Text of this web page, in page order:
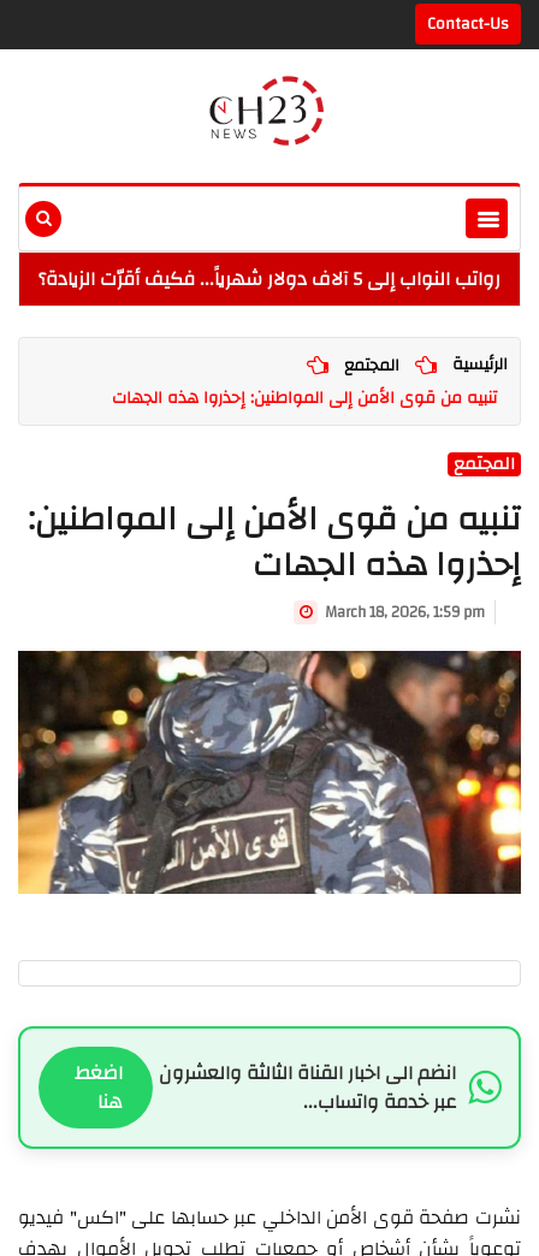
Contact-Us
رواتب النواب إلى 5 آلاف دولار شهرياً... فكيف أقرّت الزيادة؟
الرئيسية
المجتمع
تنبيه من قوى الأمن إلى المواطنين: إحذروا هذه الجهات
المجتمع
تنبيه من قوى الأمن إلى المواطنين:
إحذروا هذه الجهات
March 18, 2026, 1:59 pm
انضم الى اخبار القناة الثالثة والعشرون
عبر خدمة واتساب...
اضغط
هنا
نشرت صفحة قوى الأمن الداخلي عبر حسابها على "اكس" فيديو